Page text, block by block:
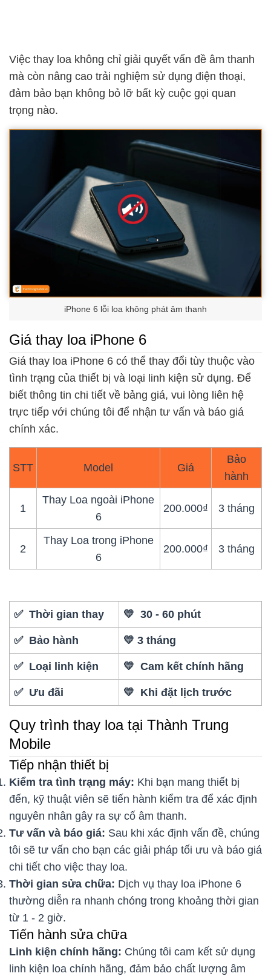
Việc thay loa không chỉ giải quyết vấn đề âm thanh
mà còn nâng cao trải nghiệm sử dụng điện thoại,
đảm bảo bạn không bỏ lỡ bất kỳ cuộc gọi quan
trọng nào.
iPhone 6 lỗi loa không phát âm thanh
Giá thay loa iPhone 6
Giá thay loa iPhone 6 có thể thay đổi tùy thuộc vào
tình trạng của thiết bị và loại linh kiện sử dụng. Để
biết thông tin chi tiết về bảng giá, vui lòng liên hệ
trực tiếp với chúng tôi để nhận tư vấn và báo giá
chính xác.
STT Model Giá
Bảo
hành
1
Thay Loa ngoài iPhone
6
200.000₫ 3 tháng
2
Thay Loa trong iPhone
6
200.000₫ 3 tháng
✅ Thời gian thay 💛 30 - 60 phút
✅ Bảo hành 💛 3 tháng
✅ Loại linh kiện 💛 Cam kết chính hãng
✅ Ưu đãi 💛 Khi đặt lịch trước
Quy trình thay loa tại Thành Trung
Mobile
Tiếp nhận thiết bị
Kiểm tra tình trạng máy: Khi bạn mang thiết bị
đến, kỹ thuật viên sẽ tiến hành kiểm tra để xác định
nguyên nhân gây ra sự cố âm thanh.
Tư vấn và báo giá: Sau khi xác định vấn đề, chúng
tôi sẽ tư vấn cho bạn các giải pháp tối ưu và báo giá
chi tiết cho việc thay loa.
Thời gian sửa chữa: Dịch vụ thay loa iPhone 6
thường diễn ra nhanh chóng trong khoảng thời gian
từ 1 - 2 giờ.
Tiến hành sửa chữa
Linh kiện chính hãng: Chúng tôi cam kết sử dụng
linh kiện loa chính hãng, đảm bảo chất lượng âm